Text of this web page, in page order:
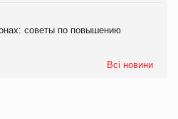
советы по повышению
Всі новини